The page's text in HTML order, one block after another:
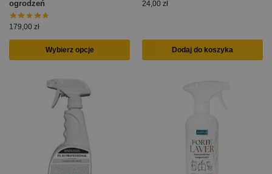
ogrodzeń
179,00 zł
Wybierz opcje
24,00 zł
Dodaj do koszyka